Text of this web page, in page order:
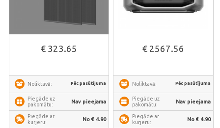
€ 323.65
Noliktavā: Pēc pasūtījuma
Piegāde uz
pakomātu:
Nav pieejama
Piegāde ar
kurjeru:
No € 4.90
€ 2567.56
Noliktavā: Pēc pasūtījuma
Piegāde uz
pakomātu:
Nav pieejama
Piegāde ar
kurjeru:
No € 4.90